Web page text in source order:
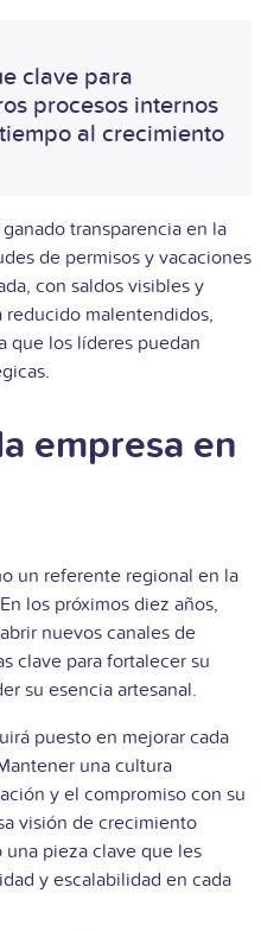
clave para
procesos internos
al crecimiento
transparencia en la
de permisos y vacaciones
con saldos visibles y
reducido malentendidos,
que los líderes puedan
empresa en
un referente regional en la
los próximos diez años,
nuevos canales de
clave para fortalecer su
su esencia artesanal.
puesto en mejorar cada
una cultura
y el compromiso con su
visión de crecimiento
pieza clave que les
y escalabilidad en cada